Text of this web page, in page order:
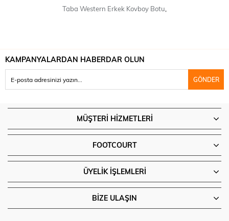
Taba Western Erkek Kovboy Botu
KAMPANYALARDAN HABERDAR OLUN
GÖNDER
MÜŞTERI HIZMETLERI
FOOTCOURT
ÜYELIK İŞLEMLERI
BIZE ULAŞIN